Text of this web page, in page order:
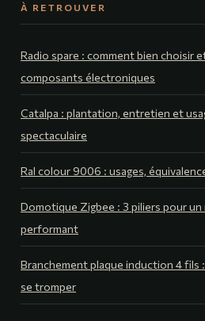
À RETROUVER
Radio spare : comment bien choisir
composants électroniques
Catalpa : plantation, entretien et
spectaculaire
Ral colour 9006 : usages,
Domotique Zigbee : 3 piliers pour un
performant
Branchement plaque induction 4 fils
se tromper